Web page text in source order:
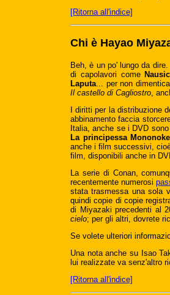
[Ritorna all'indice]
Chi è Hayao
Beh, è un po' lungo da
di capolavori come
Laputa... per non
Il castello di Cagliostro,
I diritti per la distribuzione
abbinamento faccia
Italia, anche se i DVD
La principessa Mononoke
anche i film successivi,
film, disponibili anche in
La serie di Conan,
recentemente numerosi
stata trasmessa una sola
quindi copie di copie
di Miyazaki precedenti al
cielo; per gli altri, dovrete
Se volete ulteriori
Una nota anche su Isao
lui realizzate va senz'altro
[Ritorna all'indice]